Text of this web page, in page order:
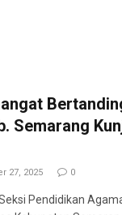
Semarang
27, 2025 0
Pendidikan